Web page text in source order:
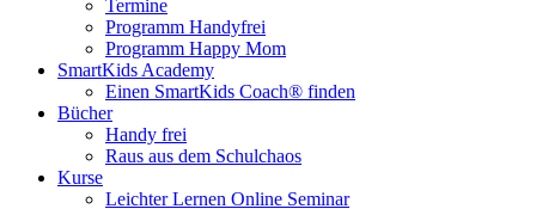
Termine
Programm Handyfrei
Programm Happy Mom
SmartKids Academy
Einen SmartKids Coach® finden
Bücher
Handy frei
Raus aus dem Schulchaos
Kurse
Leichter Lernen Online Seminar